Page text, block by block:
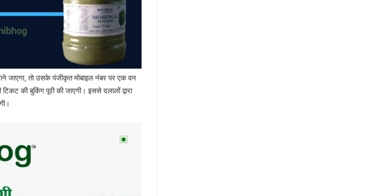
जाएगा, तो उसके पंजीकृत मोबाइल नंबर पर एक वन
टिकट की बुकिंग पूरी की जाएगी। इससे दलालों द्वारा